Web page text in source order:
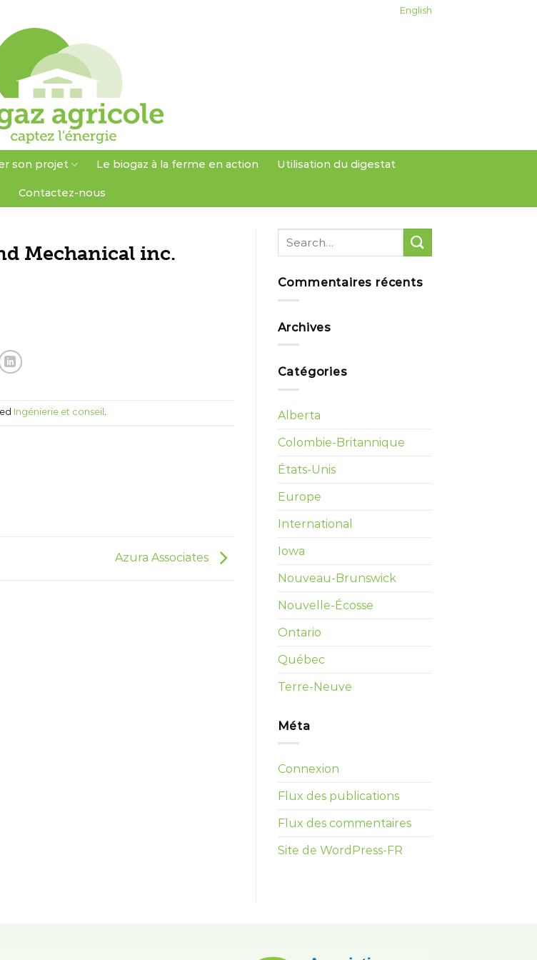
English
son projet Le biogaz à la ferme en action Utilisation du digestat
Contactez-nous
Mechanical inc.
Ingénierie et conseil .
Azura Associates
Commentaires récents
Archives
Catégories
Alberta
Colombie-Britannique
États-Unis
Europe
International
Iowa
Nouveau-Brunswick
Nouvelle-Écosse
Ontario
Québec
Terre-Neuve
Méta
Connexion
Flux des publications
Flux des commentaires
Site de WordPress-FR